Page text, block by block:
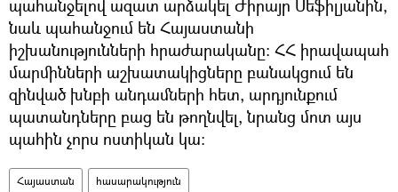
պահանջելով ազատ արձակել Ժիրայր Սեֆիլյանին,
նաև պահանջում են Հայաստանի
իշխանությունների հրաժարականը։ ՀՀ իրավապահ
մարմինների աշխատակիցները բանակցում են
զինված խնբի անդամների հետ, արդյունքում
պատանդները բաց են թողնվել, նրանց մոտ այս
պահին չորս ոստիկան կա։
Հայաստան հասարակություն